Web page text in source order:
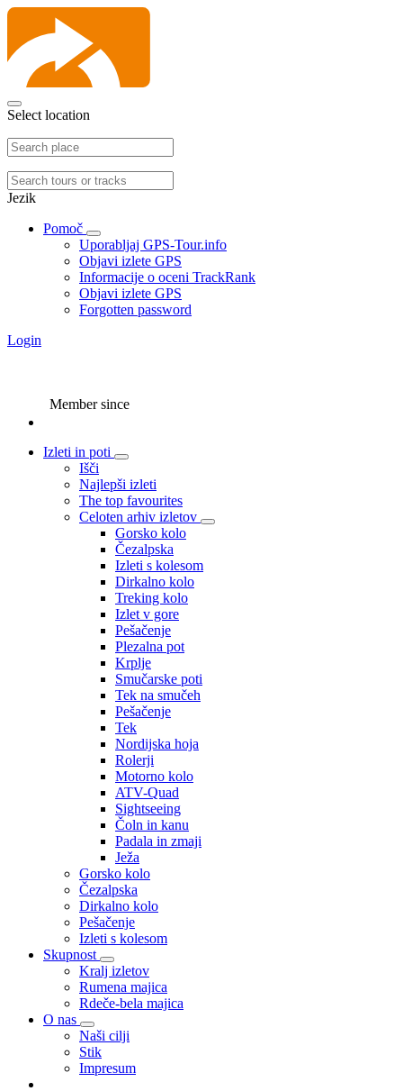
Select location
Jezik
Pomoč
Uporabljaj GPS-Tour.info
Objavi izlete GPS
Informacije o oceni TrackRank
Objavi izlete GPS
Forgotten password
Login
Member since
Izleti in poti
Išči
Najlepši izleti
The top favourites
Celoten arhiv izletov
Gorsko kolo
Čezalpska
Izleti s kolesom
Dirkalno kolo
Treking kolo
Izlet v gore
Pešačenje
Plezalna pot
Krplje
Smučarske poti
Tek na smučeh
Pešačenje
Tek
Nordijska hoja
Rolerji
Motorno kolo
ATV-Quad
Sightseeing
Čoln in kanu
Padala in zmaji
Ježa
Gorsko kolo
Čezalpska
Dirkalno kolo
Pešačenje
Izleti s kolesom
Skupnost
Kralj izletov
Rumena majica
Rdeče-bela majica
O nas
Naši cilji
Stik
Impresum